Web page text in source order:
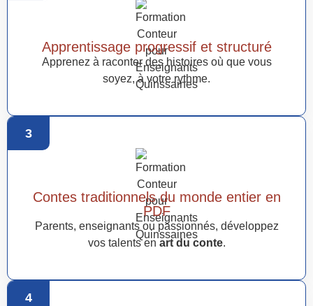
Apprentissage progressif et structuré
Apprenez à raconter des histoires où que vous
soyez, à votre rythme.
3
Contes traditionnels du monde entier en
PDF
Parents, enseignants ou passionnés, développez
vos talents en art du conte.
4